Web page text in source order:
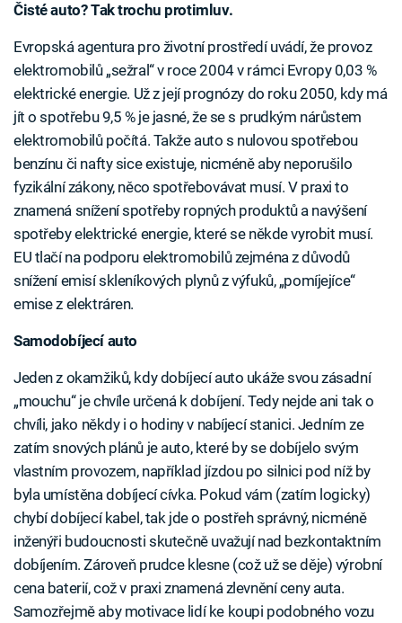
Čisté auto? Tak trochu protimluv.
Evropská agentura pro životní prostředí uvádí, že provoz
elektromobilů „sežral“ v roce 2004 v rámci Evropy 0,03 %
elektrické energie. Už z její prognózy do roku 2050, kdy má
jít o spotřebu 9,5 % je jasné, že se s prudkým nárůstem
elektromobilů počítá. Takže auto s nulovou spotřebou
benzínu či nafty sice existuje, nicméně aby neporušilo
fyzikální zákony, něco spotřebovávat musí. V praxi to
znamená snížení spotřeby ropných produktů a navýšení
spotřeby elektrické energie, které se někde vyrobit musí.
EU tlačí na podporu elektromobilů zejména z důvodů
snížení emisí skleníkových plynů z výfuků, „pomíjejíce“
emise z elektráren.
Samodobíjecí auto
Jeden z okamžiků, kdy dobíjecí auto ukáže svou zásadní
„mouchu“ je chvíle určená k dobíjení. Tedy nejde ani tak o
chvíli, jako někdy i o hodiny v nabíjecí stanici. Jedním ze
zatím snových plánů je auto, které by se dobíjelo svým
vlastním provozem, například jízdou po silnici pod níž by
byla umístěna dobíjecí cívka. Pokud vám (zatím logicky)
chybí dobíjecí kabel, tak jde o postřeh správný, nicméně
inženýři budoucnosti skutečně uvažují nad bezkontaktním
dobíjením. Zároveň prudce klesne (což už se děje) výrobní
cena baterií, což v praxi znamená zlevnění ceny auta.
Samozřejmě aby motivace lidí ke koupi podobného vozu